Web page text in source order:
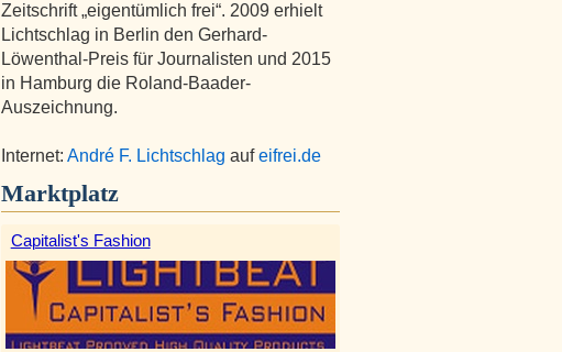
Zeitschrift „eigentümlich frei“. 2009 erhielt
Lichtschlag in Berlin den Gerhard-
Löwenthal-Preis für Journalisten und 2015
in Hamburg die Roland-Baader-
Auszeichnung.
Internet: André F. Lichtschlag aufeifrei.de
Marktplatz
Capitalist's Fashion